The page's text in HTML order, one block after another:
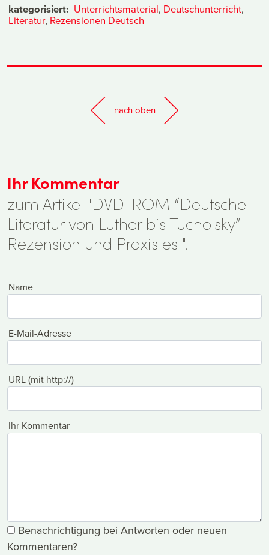
kategorisiert: Unterrichtsmaterial, Deutschunterricht,
Literatur, Rezensionen Deutsch
nach oben
Ihr Kommentar
zum Artikel "DVD-ROM “Deutsche
Literatur von Luther bis Tucholsky” -
Rezension und Praxistest".
Name
E-Mail-Adresse
URL (mit http://)
Ihr Kommentar
Benachrichtigung bei Antworten oder neuen
Kommentaren?